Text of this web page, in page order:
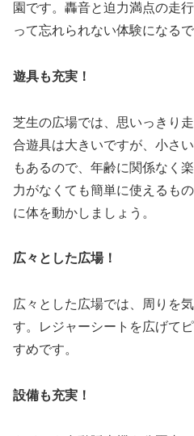
園です。轟音と迫力満点の走
って忘れられない体験になるで
遊具も充実！
芝生の広場では、思いっきり
合遊具は大きいですが、小さ
もあるので、年齢に関係なく
力がなくても簡単に使えるも
に体を動かしましょう。
広々とした広場！
広々とした広場では、周りを
す。レジャーシートを広げて
すめです。
設備も充実！